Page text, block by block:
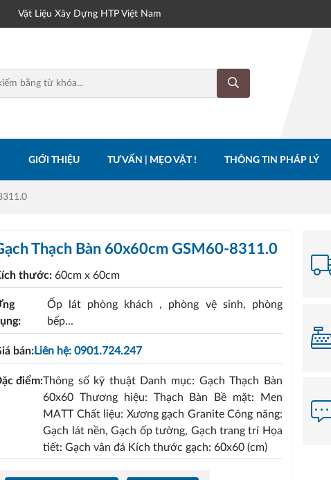
Vật Liệu Xây Dựng HTP Việt Nam
GIỚI THIỆU TƯ VẤN | MẸO VẶT ! THÔNG TIN PHÁP LÝ
Thạch Bàn 60x60cm GSM60-8311.0
thước:60cm x 60cm
Ốp lát phòng khách , phòng vệ sinh, phòng
bếp...
bán:Liên hệ: 0901.724.247
điểm:Thông số kỹ thuật Danh mục: Gạch Thạch Bàn
60x60 Thương hiệu: Thạch Bàn Bề mặt: Men
MATT Chất liệu: Xương gạch Granite Công năng:
Gạch lát nền, Gạch ốp tường, Gạch trang trí Họa
tiết: Gạch vân đá Kích thước gạch: 60x60 (cm)